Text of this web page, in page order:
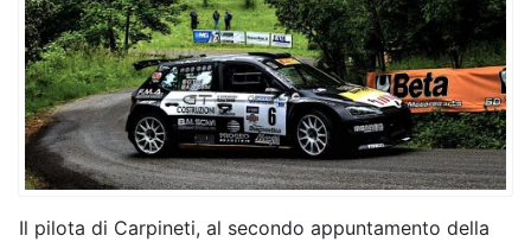
Il pilota di Carpineti, al secondo appuntamento della